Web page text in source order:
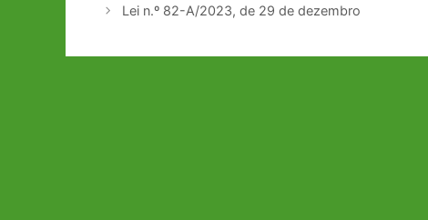
de
Lei n.º 82-A/2023, de 29 de dezembro